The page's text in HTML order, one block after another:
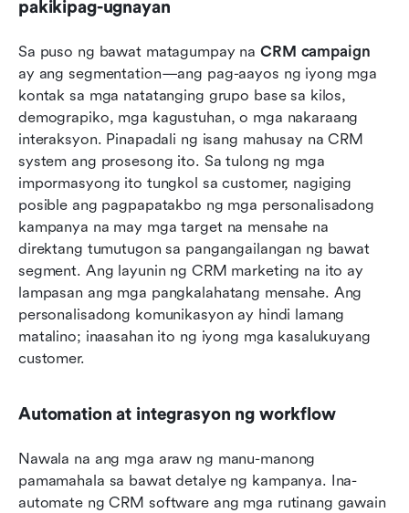
pakikipag-ugnayan
Sa puso ng bawat matagumpay na CRM campaign
ay ang segmentation—ang pag-aayos ng iyong mga
kontak sa mga natatanging grupo base sa kilos,
demograpiko, mga kagustuhan, o mga nakaraang
interaksyon. Pinapadali ng isang mahusay na CRM
system ang prosesong ito. Sa tulong ng mga
impormasyong ito tungkol sa customer, nagiging
posible ang pagpapatakbo ng mga personalisadong
kampanya na may mga target na mensahe na
direktang tumutugon sa pangangailangan ng bawat
segment. Ang layunin ng CRM marketing na ito ay
lampasan ang mga pangkalahatang mensahe. Ang
personalisadong komunikasyon ay hindi lamang
matalino; inaasahan ito ng iyong mga kasalukuyang
customer.
Automation at integrasyon ng workflow
Nawala na ang mga araw ng manu-manong
pamamahala sa bawat detalye ng kampanya. Ina-
automate ng CRM software ang mga rutinang gawain